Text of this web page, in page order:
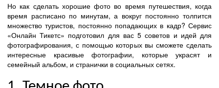
Но как сделать хорошие фото во время путешествия, когда
время расписано по минутам, а вокруг постоянно толпится
множество туристов, постоянно попадающих в кадр? Сервис
«Онлайн Тикетс» подготовил для вас 5 советов и идей для
фотографирования, с помощью которых вы сможете сделать
интересные красивые фотографии, которые украсят и
семейный альбом, и странички в социальных сетях.